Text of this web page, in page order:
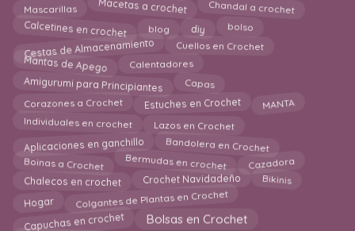
Mascarillas Macetas a crochet Chandal a crochet
Calcetines en crochet blog diy bolso
Cestas de Almacenamiento Cuellos en Crochet
Mantas de Apego Calentadores
Amigurumi para Principiantes Capas
Corazones a Crochet Estuches en Crochet MANTA
Individuales en crochet Lazos en Crochet
Aplicaciones en ganchillo Bandolera en Crochet
Boinas a Crochet Bermudas en crochet Cazadora
Chalecos en crochet Crochet Navidadeño Bikinis
Hogar Colgantes de Plantas en Crochet
Capuchas en crochet Bolsas en Crochet